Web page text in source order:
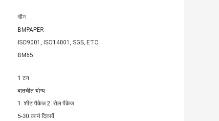
चीन
BMPAPER
ISO9001, ISO14001, SGS, ETC.
BM65
1 टन
बातचीत योग्य
1. शीट पैकेज 2. रोल पैकेज
5-30 कार्य दिवसों